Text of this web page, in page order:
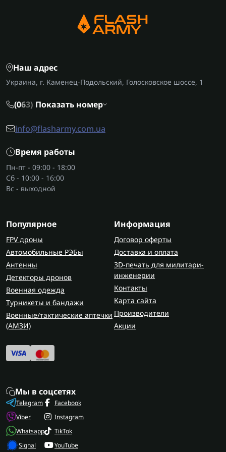
Наш адрес
Украина, г. Каменец-Подольский, Голосковское шоссе, 1
(063) Показать номер
info@flasharmy.com.ua
Время работы
Пн-пт - 09:00 - 18:00
Сб - 10:00 - 16:00
Вс - выходной
Популярное
FPV дроны
Автомобильные РЭБы
Антенны
Детекторы дронов
Военная одежда
Турникеты и бандажи
Военные/тактические аптечки
(AMЗИ)
Информация
Договор оферты
Доставка и оплата
3D-печать для милитари-
инженерии
Контакты
Карта сайта
Производители
Акции
Мы в соцсетях
Telegram
Viber
Whatsapp
Signal
Facebook
Instagram
TikTok
YouTube